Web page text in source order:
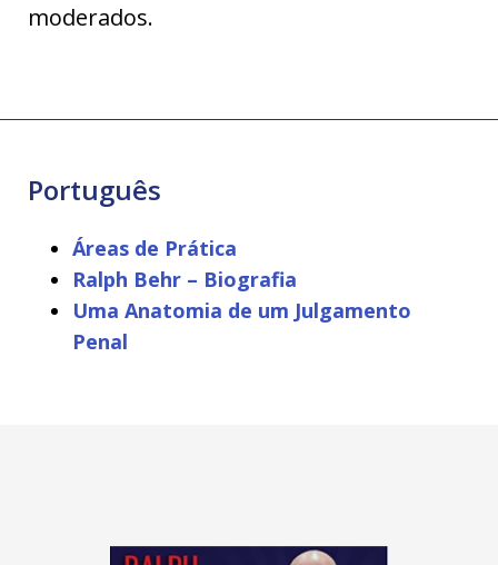
moderados.
Português
Áreas de Prática
Ralph Behr – Biografia
Uma Anatomia de um Julgamento
Penal